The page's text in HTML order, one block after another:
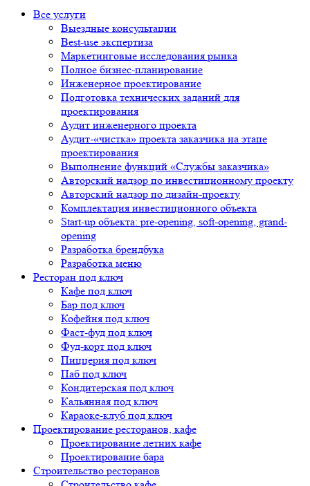
Все услуги
Выездные консультации
Best-use экспертиза
Маркетинговые исследования рынка
Полное бизнес-планирование
Инженерное проектирование
Подготовка технических заданий для
проектирования
Аудит инженерного проекта
Аудит-«чистка» проекта заказчика на этапе
проектирования
Выполнение функций «Службы заказчика»
Авторский надзор по инвестиционному проекту
Авторский надзор по дизайн-проекту
Комплектация инвестиционного объекта
Start-up объекта: pre-opening, soft-opening, grand-
opening
Разработка брендбука
Разработка меню
Ресторан под ключ
Кафе под ключ
Бар под ключ
Кофейня под ключ
Фаст-фуд под ключ
Фуд-корт под ключ
Пиццерия под ключ
Паб под ключ
Кондитерская под ключ
Кальянная под ключ
Караоке-клуб под ключ
Проектирование ресторанов, кафе
Проектирование летних кафе
Проектирование бара
Строительство ресторанов